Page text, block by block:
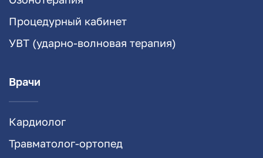
Процедурный кабинет
УВТ (ударно-волновая терапия)
Врачи
Кардиолог
Травматолог-ортопед